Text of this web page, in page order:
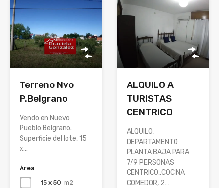
Terreno Nvo
P.Belgrano
Vendo en Nuevo
Pueblo Belgrano.
Superficie del lote, 15
x…
Área
15 x 50 m2
ALQUILO A
TURISTAS
CENTRICO
ALQUILO,
DEPARTAMENTO
PLANTA BAJA PARA
7/9 PERSONAS
CENTRICO,,COCINA
COMEDOR, 2…